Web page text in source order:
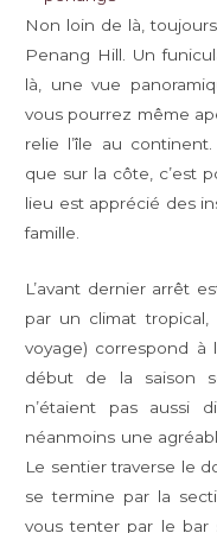
Non loin de là,
Penang Hill. Un
là, une vue
vous pourrez même
relie l’île au
que sur la côte, c’est
lieu est apprécié des
famille.
L’avant dernier arrêt
par un climat
voyage) correspond
début de la saison
n’étaient pas aussi
néanmoins une
Le sentier traverse le
se termine par la
vous tenter par le bar